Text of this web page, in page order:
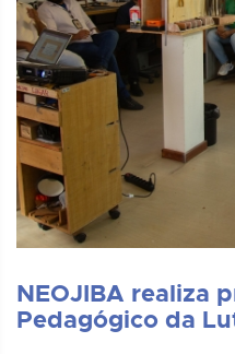
NEOJIBA realiza
Pedagógico da